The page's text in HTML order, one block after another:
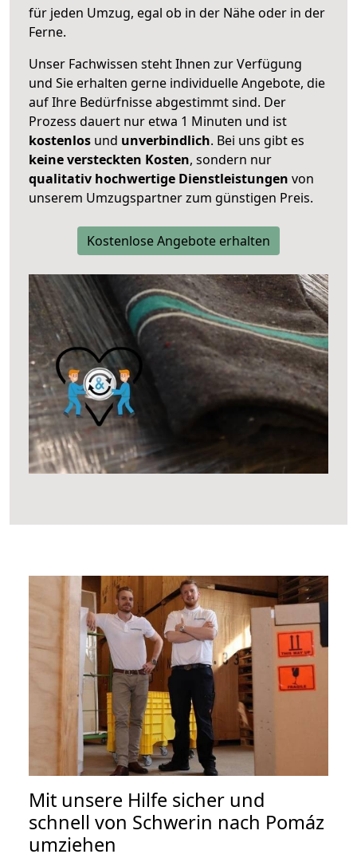
für jeden Umzug, egal ob in der Nähe oder in der
Ferne.
Unser Fachwissen steht Ihnen zur Verfügung
und Sie erhalten gerne individuelle Angebote, die
auf Ihre Bedürfnisse abgestimmt sind. Der
Prozess dauert nur etwa 1 Minuten und ist
kostenlos und unverbindlich. Bei uns gibt es
keine versteckten Kosten, sondern nur
qualitativ hochwertige Dienstleistungen von
unserem Umzugspartner zum günstigen Preis.
Kostenlose Angebote erhalten
Mit unsere Hilfe sicher und
schnell von Schwerin nach Pomáz
umziehen